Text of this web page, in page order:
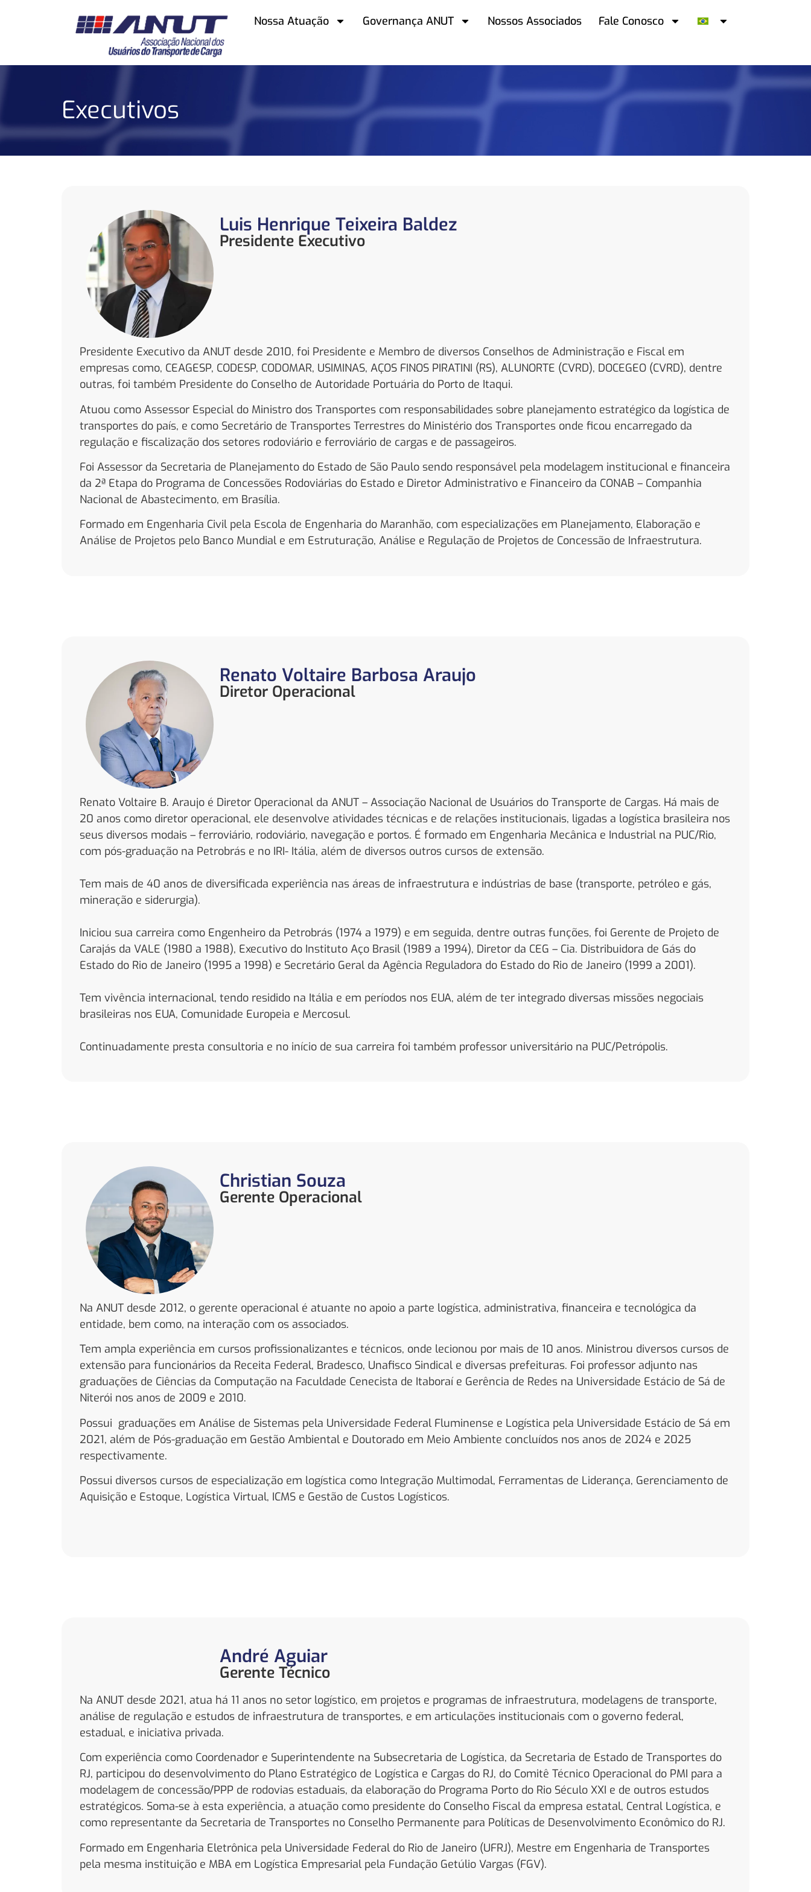
Nossa Atuação Governança ANUT Nossos Associados Fale Conosco
Executivos
Luis Henrique Teixeira Baldez
Presidente Executivo
Presidente Executivo da ANUT desde 2010, foi Presidente e Membro de diversos Conselhos de Administração e Fiscal em
empresas como, CEAGESP, CODESP, CODOMAR, USIMINAS, AÇOS FINOS PIRATINI (RS), ALUNORTE (CVRD), DOCEGEO (CVRD), dentre
outras, foi também Presidente do Conselho de Autoridade Portuária do Porto de Itaqui.
Atuou como Assessor Especial do Ministro dos Transportes com responsabilidades sobre planejamento estratégico da logística de
transportes do país, e como Secretário de Transportes Terrestres do Ministério dos Transportes onde ficou encarregado da
regulação e fiscalização dos setores rodoviário e ferroviário de cargas e de passageiros.
Foi Assessor da Secretaria de Planejamento do Estado de São Paulo sendo responsável pela modelagem institucional e financeira
da 2ª Etapa do Programa de Concessões Rodoviárias do Estado e Diretor Administrativo e Financeiro da CONAB – Companhia
Nacional de Abastecimento, em Brasília.
Formado em Engenharia Civil pela Escola de Engenharia do Maranhão, com especializações em Planejamento, Elaboração e
Análise de Projetos pelo Banco Mundial e em Estruturação, Análise e Regulação de Projetos de Concessão de Infraestrutura.
Renato Voltaire Barbosa Araujo
Diretor Operacional
Renato Voltaire B. Araujo é Diretor Operacional da ANUT – Associação Nacional de Usuários do Transporte de Cargas. Há mais de
20 anos como diretor operacional, ele desenvolve atividades técnicas e de relações institucionais, ligadas a logística brasileira nos
seus diversos modais – ferroviário, rodoviário, navegação e portos. É formado em Engenharia Mecânica e Industrial na PUC/Rio,
com pós-graduação na Petrobrás e no IRI- Itália, além de diversos outros cursos de extensão.
Tem mais de 40 anos de diversificada experiência nas áreas de infraestrutura e indústrias de base (transporte, petróleo e gás,
mineração e siderurgia).
Iniciou sua carreira como Engenheiro da Petrobrás (1974 a 1979) e em seguida, dentre outras funções, foi Gerente de Projeto de
Carajás da VALE (1980 a 1988), Executivo do Instituto Aço Brasil (1989 a 1994), Diretor da CEG – Cia. Distribuidora de Gás do
Estado do Rio de Janeiro (1995 a 1998) e Secretário Geral da Agência Reguladora do Estado do Rio de Janeiro (1999 a 2001).
Tem vivência internacional, tendo residido na Itália e em períodos nos EUA, além de ter integrado diversas missões negociais
brasileiras nos EUA, Comunidade Europeia e Mercosul.
Continuadamente presta consultoria e no início de sua carreira foi também professor universitário na PUC/Petrópolis.
Christian Souza
Gerente Operacional
Na ANUT desde 2012, o gerente operacional é atuante no apoio a parte logística, administrativa, financeira e tecnológica da
entidade, bem como, na interação com os associados.
Tem ampla experiência em cursos profissionalizantes e técnicos, onde lecionou por mais de 10 anos. Ministrou diversos cursos de
extensão para funcionários da Receita Federal, Bradesco, Unafisco Sindical e diversas prefeituras. Foi professor adjunto nas
graduações de Ciências da Computação na Faculdade Cenecista de Itaboraí e Gerência de Redes na Universidade Estácio de Sá de
Niterói nos anos de 2009 e 2010.
Possui graduações em Análise de Sistemas pela Universidade Federal Fluminense e Logística pela Universidade Estácio de Sá em
2021, além de Pós-graduação em Gestão Ambiental e Doutorado em Meio Ambiente concluídos nos anos de 2024 e 2025
respectivamente.
Possui diversos cursos de especialização em logística como Integração Multimodal, Ferramentas de Liderança, Gerenciamento de
Aquisição e Estoque, Logística Virtual, ICMS e Gestão de Custos Logísticos.
André Aguiar
Gerente Técnico
Na ANUT desde 2021, atua há 11 anos no setor logístico, em projetos e programas de infraestrutura, modelagens de transporte,
análise de regulação e estudos de infraestrutura de transportes, e em articulações institucionais com o governo federal,
estadual, e iniciativa privada.
Com experiência como Coordenador e Superintendente na Subsecretaria de Logística, da Secretaria de Estado de Transportes do
RJ, participou do desenvolvimento do Plano Estratégico de Logística e Cargas do RJ, do Comitê Técnico Operacional do PMI para a
modelagem de concessão/PPP de rodovias estaduais, da elaboração do Programa Porto do Rio Século XXI e de outros estudos
estratégicos. Soma-se à esta experiência, a atuação como presidente do Conselho Fiscal da empresa estatal, Central Logística, e
como representante da Secretaria de Transportes no Conselho Permanente para Políticas de Desenvolvimento Econômico do RJ.
Formado em Engenharia Eletrônica pela Universidade Federal do Rio de Janeiro (UFRJ), Mestre em Engenharia de Transportes
pela mesma instituição e MBA em Logística Empresarial pela Fundação Getúlio Vargas (FGV).